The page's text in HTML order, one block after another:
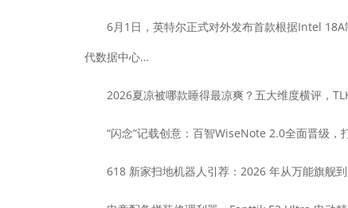
6月1日，英特尔正式对外发布首款根据Intel 18A
代数据中心…
2026夏凉被哪款睡得最凉爽？五大维度横评，
“闪念”记载创意：百智WiseNote 2.0全面晋级，
618 新家扫地机器人引荐：2026 年从万能旗舰到